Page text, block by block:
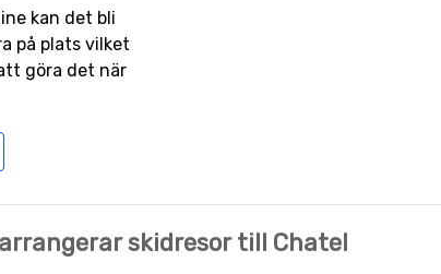
kan det bli
på plats vilket
göra det när
skidresor till Chatel